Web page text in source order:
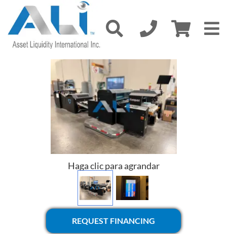
Haga clic para agrandar
REQUEST FINANCING